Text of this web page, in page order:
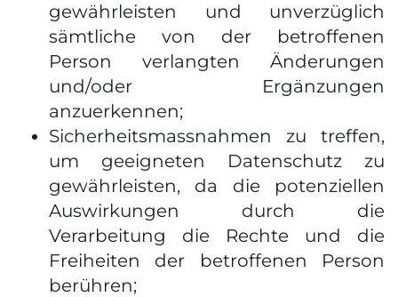
gewährleisten und unverzüglich
sämtliche von der betroffenen
Person verlangten Änderungen
und/oder Ergänzungen
anzuerkennen;
Sicherheitsmassnahmen zu treffen,
um geeigneten Datenschutz zu
gewährleisten, da die potenziellen
Auswirkungen durch die
Verarbeitung die Rechte und die
Freiheiten der betroffenen Person
berühren;